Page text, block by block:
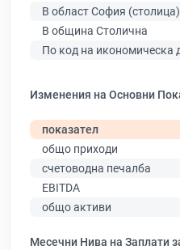
В област София (столица)
В община Столична
По код на икономическа
Изменения на Основни
показател
общо приходи
счетоводна печалба
EBITDA
общо активи
Месечни Нива на Заплати